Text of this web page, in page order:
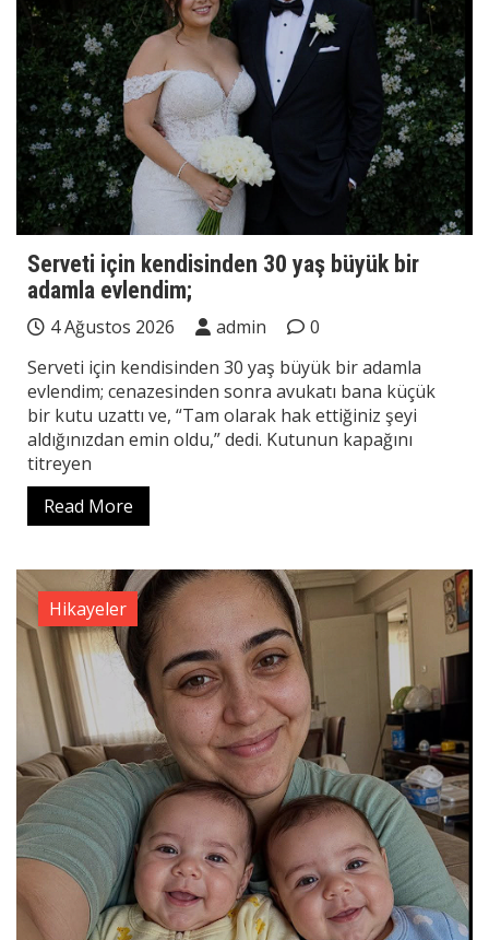
Serveti için kendisinden 30 yaş büyük bir
adamla evlendim;
4 Ağustos 2026 admin
0
Serveti için kendisinden 30 yaş büyük bir adamla
evlendim; cenazesinden sonra avukatı bana küçük
bir kutu uzattı ve, “Tam olarak hak ettiğiniz şeyi
aldığınızdan emin oldu,” dedi. Kutunun kapağını
titreyen
Read More
Hikayeler